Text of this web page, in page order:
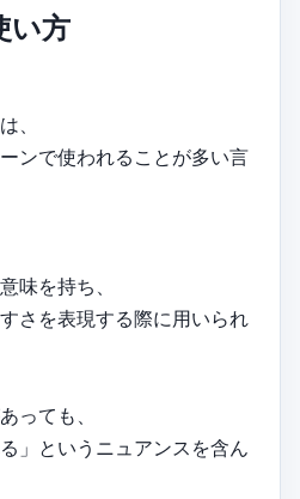
い方
、
ンで使われることが多い言
味を持ち、
さを表現する際に用いられ
っても、
」というニュアンスを含ん